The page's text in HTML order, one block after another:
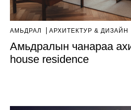
АМЬДРАЛ AРХИТЕКТУР & ДИЗАЙН
Амьдралын чанараа
house residence